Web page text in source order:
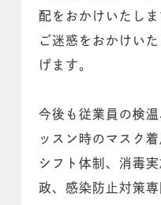
配をおかけいたし
ご迷惑をおかけい
げます。
今後も従業員の検
ッスン時のマスク
シフト体制、消毒
政、感染防止対策